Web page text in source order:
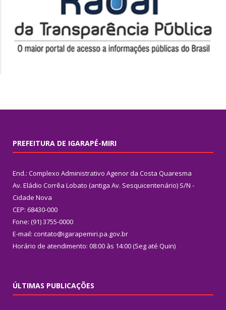
PREFEITURA DE IGARAPÉ-MIRI
End.: Complexo Administrativo Agenor da Costa Quaresma
Av. Eládio Corrêa Lobato (antiga Av. Sesquicentenário) S/N -
Cidade Nova
CEP: 68430-000
Fone: (91) 3755-0000
E-mail: contato@igarapemiri.pa.gov.br
Horário de atendimento: 08:00 às 14:00 (Seg até Quin)
ÚLTIMAS PUBLICAÇÕES